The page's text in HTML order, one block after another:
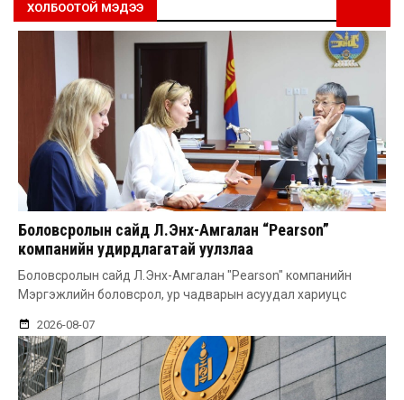
ХОЛБООТОЙ МЭДЭЭ
Боловсролын сайд Л.Энх-Амгалан “Pearson”
компанийн удирдлагатай уулзлаа
Боловсролын сайд Л.Энх-Амгалан "Pearson" компанийн
Мэргэжлийн боловсрол, ур чадварын асуудал хариуцс
2026-08-07